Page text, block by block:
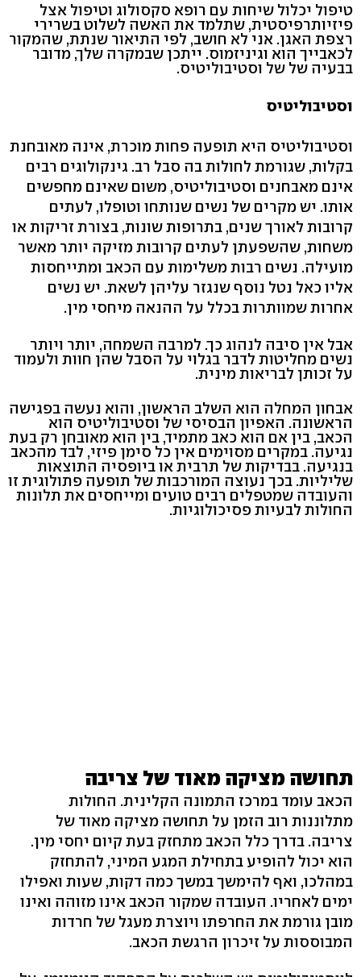
טיפול יכלול שיחות עם רופא סקסולוג וטיפול אצל
פיזיותרפיסטית, שתלמד את האשה לשלוט בשרירי
רצפת האגן. אני לא חושב, לפי התיאור שנתת, שהמקור
לכאבייך הוא וגיניזמוס. ייתכן שבמקרה שלך, מדובר
בבעיה של של וסטיבוליטיס.
וסטיבוליטיס
וסטיבוליטיס היא תופעה פחות מוכרת, אינה מאובחנת
בקלות, שגורמת לחולות בה סבל רב. גינקולוגים רבים
אינם מאבחנים וסטיבוליטיס, משום שאינם מחפשים
אותו. יש מקרים של נשים שנותחו וטופלו, לעתים
קרובות לאורך שנים, בתרופות שונות, בצורת זריקות או
משחות, שהשפעתן לעתים קרובות מזיקה יותר מאשר
מועילה. נשים רבות משלימות עם הכאב ומתייחסות
אליו כאל נטל נוסף שנגזר עליהן לשאת. יש נשים
אחרות שמוותרות בכלל על ההנאה מיחסי מין.
אבל אין סיבה לנהוג כך. למרבה השמחה, יותר ויותר
נשים מחליטות לדבר בגלוי על הסבל שהן חוות ולעמוד
על זכותן לבריאות מינית.
אבחון המחלה הוא השלב הראשון, והוא נעשה בפגישה
הראשונה. האפיון הבסיסי של וסטיבוליטיס הוא
הכאב, בין אם הוא כאב מתמיד, בין הוא מאובחן רק בעת
נגיעה. במקרים מסוימים אין כל סימן פיזי, לבד מהכאב
בנגיעה. בבדיקות של תרבית או ביופסיה התוצאות
שליליות. בכך נעוצה המורכבות של תופעה פתולוגית זו
והעובדה שמטפלים רבים טועים ומייחסים את תלונות
החולות לבעיות פסיכולוגיות.
תחושה מציקה מאוד של צריבה
הכאב עומד במרכז התמונה הקלינית. החולות
מתלוננות רוב הזמן על תחושה מציקה מאוד של
צריבה. בדרך כלל הכאב מתחזק בעת קיום יחסי מין.
הוא יכול להופיע בתחילת המגע המיני, להתחזק
במהלכו, ואף להימשך במשך כמה דקות, שעות ואפילו
ימים לאחריו. העובדה שמקור הכאב אינו מזוהה ואינו
מובן גורמת את החרפתו ויוצרת מעגל של חרדות
המבוססות על זיכרון הרגשת הכאב.